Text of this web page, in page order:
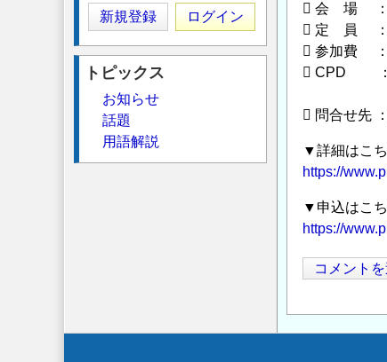
 会 場 ：
 定 員 ：
 参加費 ：
 CPD ：
※建設コ
 問合せ先
▼詳細はこ
https://
▼申込はこ
https://
コメント
新規登録 ログイン
トピックス
お知らせ
話題
用語解説